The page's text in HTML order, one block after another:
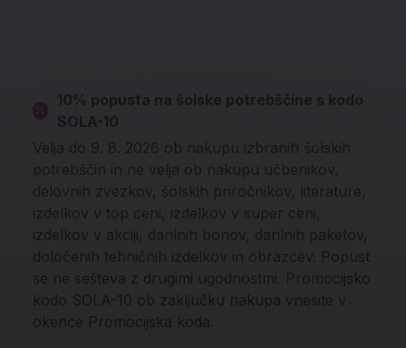
10% popusta na šolske potrebščine s kodo
SOLA-10
Velja do 9. 8. 2026 ob nakupu izbranih šolskih
potrebščin in ne velja ob nakupu učbenikov,
delovnih zvezkov, šolskih priročnikov, literature,
izdelkov v top ceni, izdelkov v super ceni,
izdelkov v akciji, darilnih bonov, darilnih paketov,
določenih tehničnih izdelkov in obrazcev. Popust
se ne sešteva z drugimi ugodnostmi. Promocijsko
kodo SOLA-10 ob zaključku nakupa vnesite v
okence Promocijska koda.